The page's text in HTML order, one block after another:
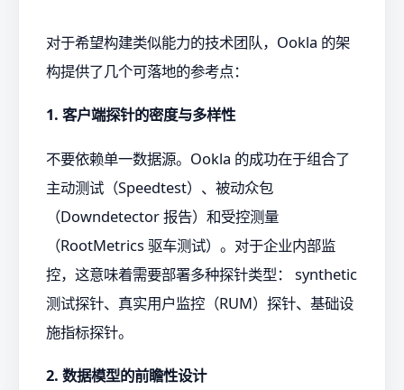
对于希望构建类似能力的技术团队，Ookla 的架
构提供了几个可落地的参考点：
1. 客户端探针的密度与多样性
不要依赖单一数据源。Ookla 的成功在于组合了
主动测试（Speedtest）、被动众包
（Downdetector 报告）和受控测量
（RootMetrics 驱车测试）。对于企业内部监
控，这意味着需要部署多种探针类型： synthetic
测试探针、真实用户监控（RUM）探针、基础设
施指标探针。
2. 数据模型的前瞻性设计